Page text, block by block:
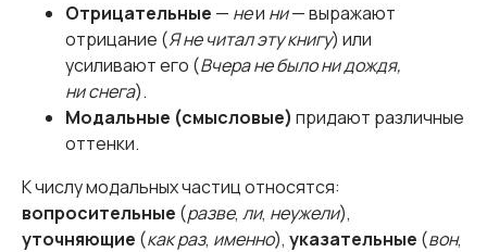
Отрицательные — неи ни— выражают
отрицание (Я не читал эту книгу) или
усиливают его (Вчера не было ни дождя,
ни снега).
Модальные (смысловые) придают различные
оттенки.
К числу модальных частиц относятся:
вопросительные (разве, ли, неужели),
уточняющие (как раз, именно), указательные (вон,